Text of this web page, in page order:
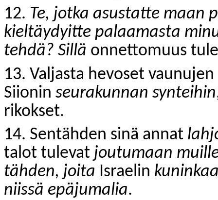
12. Te, jotka asustatte maan
kieltäydyitte palaamasta
tehdä? Sillä onnettomuus
13. Valjasta hevoset
Siionin seurakunnan synteihin
rikokset.
14. Sentähden sinä annat
talot tulevat joutumaan
tähden, joita Israelin
niissä epäjumalia.